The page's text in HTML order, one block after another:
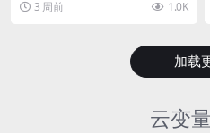
嘶...3 周前 1.0K
加载
云变